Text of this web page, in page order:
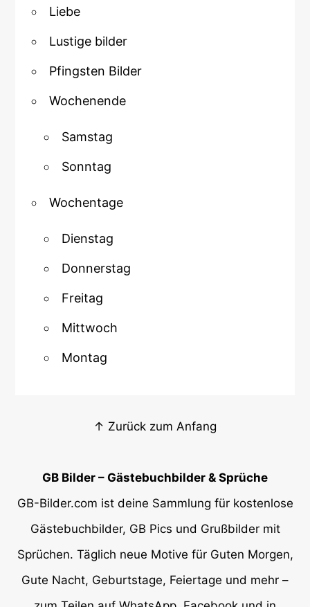
Liebe
Lustige bilder
Pfingsten Bilder
Wochenende
Samstag
Sonntag
Wochentage
Dienstag
Donnerstag
Freitag
Mittwoch
Montag
↑ Zurück zum Anfang
GB Bilder – Gästebuchbilder & Sprüche
GB-Bilder.com ist deine Sammlung für kostenlose
Gästebuchbilder, GB Pics und Grußbilder mit
Sprüchen. Täglich neue Motive für Guten Morgen,
Gute Nacht, Geburtstage, Feiertage und mehr –